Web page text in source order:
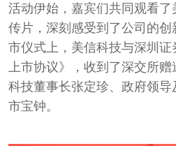
活动伊始，嘉宾们共同观看
传片，深刻感受到了公司的创
市仪式上，美信科技与深圳
上市协议》，收到了深交所赠
科技董事长张定珍、政府领
市宝钟。